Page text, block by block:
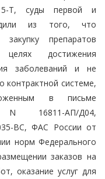
Т, суды первой и
из того, что
препаратов
достижения
заболеваний и не
контрактной системе,
в письме
N 16811-АП/Д04,
ВС, ФАС России от
норм Федерального
заказов на
оказание услуг для